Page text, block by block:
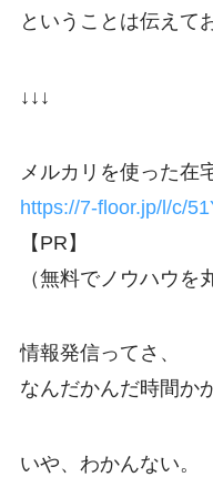
ということは伝えて
↓↓↓
メルカリを使った在
https://7-floor.jp/l/c/
【PR】
（無料でノウハウを
情報発信ってさ、
なんだかんだ時間か
いや、わかんない。